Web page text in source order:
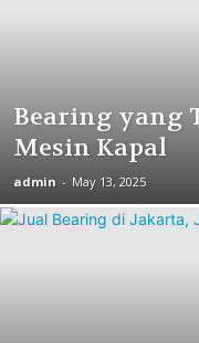
Bearing yang
Mesin Kapal
admin - May 13, 2025